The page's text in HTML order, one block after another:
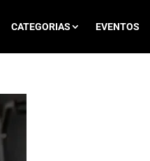
CATEGORIAS EVENTOS